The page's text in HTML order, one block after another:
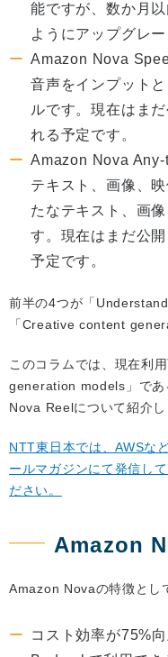
能ですが、数か月
ようにアップグレ
Amazon Nova
音声をインプット
ルです。現在はま
れる予定です。
Amazon Nova
テキスト、画像、
たなテキスト、画
す。現在はまだ公
予定です。
前半の4つが「
「Creative content
このコラムでは、現在利
generation models」で
Nova Reelについて紹介し
NTT東日本では、AWSな
ールマガジンにて発信し
ださい。
Amazon
Amazon Novaの特徴とし
コスト効率が75%向